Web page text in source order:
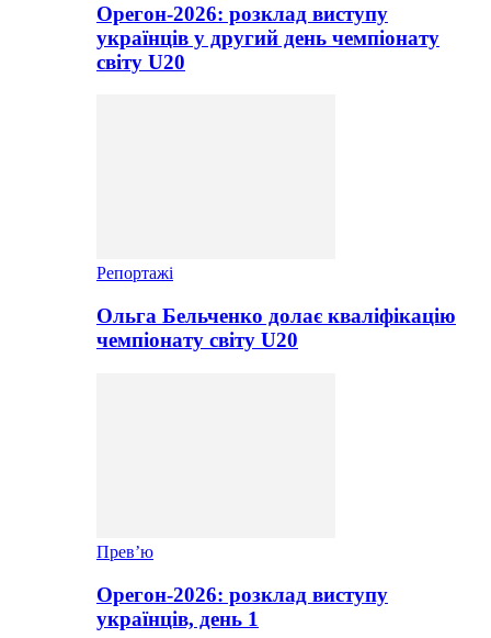
Орегон-2026: розклад виступу
українців у другий день чемпіонату
світу U20
Репортажі
Ольга Бельченко долає кваліфікацію
чемпіонату світу U20
Прев’ю
Орегон-2026: розклад виступу
українців, день 1